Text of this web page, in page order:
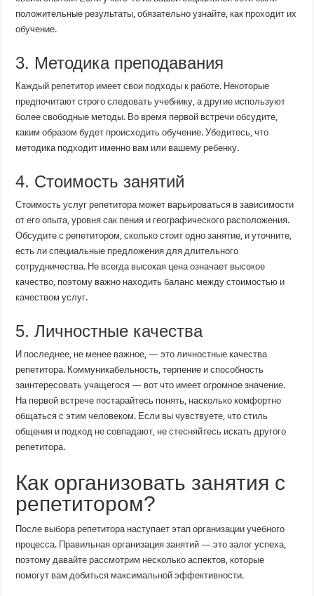
положительные результаты, обязательно узнайте, как проходит их
обучение.
3. Методика преподавания
Каждый репетитор имеет свои подходы к работе. Некоторые
предпочитают строго следовать учебнику, а другие используют
более свободные методы. Во время первой встречи обсудите,
каким образом будет происходить обучение. Убедитесь, что
методика подходит именно вам или вашему ребенку.
4. Стоимость занятий
Стоимость услуг репетитора может варьироваться в зависимости
от его опыта, уровня сак пения и географического расположения.
Обсудите с репетитором, сколько стоит одно занятие, и уточните,
есть ли специальные предложения для длительного
сотрудничества. Не всегда высокая цена означает высокое
качество, поэтому важно находить баланс между стоимостью и
качеством услуг.
5. Личностные качества
И последнее, не менее важное, — это личностные качества
репетитора. Коммуникабельность, терпение и способность
заинтересовать учащегося — вот что имеет огромное значение.
На первой встрече постарайтесь понять, насколько комфортно
общаться с этим человеком. Если вы чувствуете, что стиль
общения и подход не совпадают, не стесняйтесь искать другого
репетитора.
Как организовать занятия с
репетитором?
После выбора репетитора наступает этап организации учебного
процесса. Правильная организация занятий — это залог успеха,
поэтому давайте рассмотрим несколько аспектов, которые
помогут вам добиться максимальной эффективности.